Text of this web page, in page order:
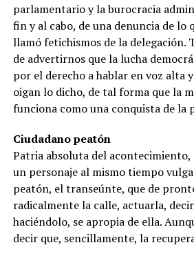
parlamentario y la burocracia
fin y al cabo, de una denuncia de lo
llamó fetichismos de la delegación.
de advertirnos que la lucha
por el derecho a hablar en voz alta
oigan lo dicho, de tal forma que la
funciona como una conquista de la
Ciudadano peatón
Patria absoluta del
un personaje al mismo tiempo
peatón, el transeúnte, que de
radicalmente la calle, actuarla,
haciéndolo, se apropia de ella.
decir que, sencillamente, la